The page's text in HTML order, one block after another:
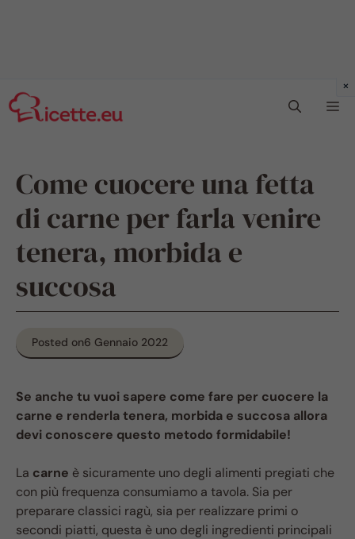
al
contenuto
Come cuocere una fetta
di carne per farla venire
tenera, morbida e
succosa
Posted on6 Gennaio 2022
Se anche tu vuoi sapere come fare per cuocere la
carne e renderla tenera, morbida e succosa allora
devi conoscere questo metodo formidabile!
La carne è sicuramente uno degli alimenti pregiati che
con più frequenza consumiamo a tavola. Sia per
preparare classici ragù, sia per realizzare primi o
secondi piatti, questa è uno degli ingredienti principali